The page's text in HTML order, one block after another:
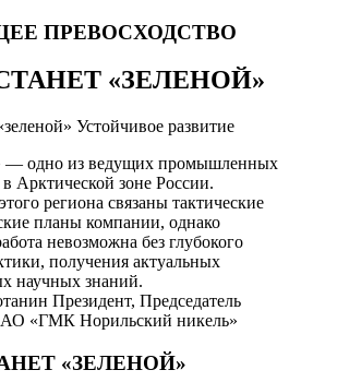
ПРЕВОСХОДСТВО
«ЗЕЛЕНОЙ»
Устойчивое развитие
— одно из ведущих промышленных
Арктической зоне России.
региона связаны тактические
планы компании, однако
невозможна без глубокого
получения актуальных
научных знаний.
Президент, Председатель
«ГМК Норильский никель»
«ЗЕЛЕНОЙ»